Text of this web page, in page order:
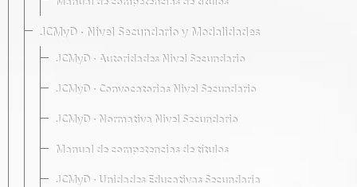
JCMyD · Nivel Secundario y Modalidades
JCMyD · Autoridades Nivel Secundario
JCMyD · Convocatorias Nivel Secundario
JCMyD · Normativa Nivel Secundario
Manual de competencias de títulos
JCMyD · Unidades Educativas Secundaria